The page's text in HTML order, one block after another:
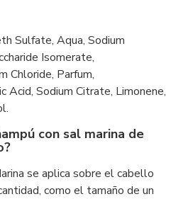
Sulfate, Aqua, Sodium
Isomerate,
Chloride, Parfum,
Acid, Sodium Citrate, Limonene,
con sal marina de
se aplica sobre el cabello
como el tamaño de un